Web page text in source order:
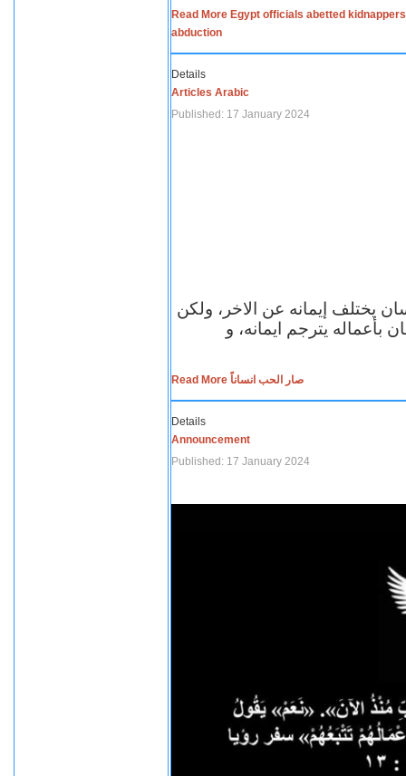
Read More Egypt officials abetted
abduction
Details
Articles Arabic
Published: 17 January 2024
يختلف إيمانه عن الاخر، ولكن
بأعماله يترجم ايمانه، و
Read More صار الحب انساناً
Details
Announcement
Published: 17 January 2024